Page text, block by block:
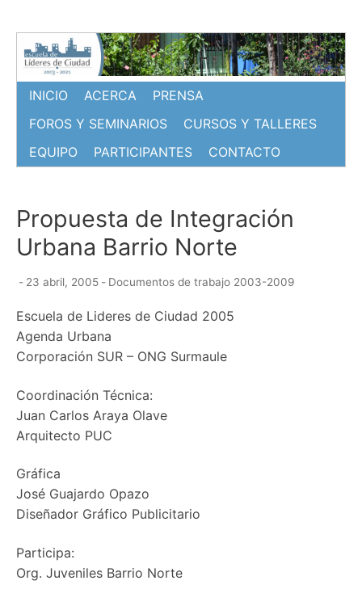
contenido
INICIO ACERCA
PRENSA
FOROS Y SEMINARIOS
CURSOS Y TALLERES
EQUIPO
PARTICIPANTES CONTACTO
Propuesta de Integración
Urbana Barrio Norte
- 23 abril, 2005 - Documentos de trabajo 2003-2009
Escuela de Lideres de Ciudad 2005
Agenda Urbana
Corporación SUR – ONG Surmaule
Coordinación Técnica:
Juan Carlos Araya Olave
Arquitecto PUC
Gráfica
José Guajardo Opazo
Diseñador Gráfico Publicitario
Participa:
Org. Juveniles Barrio Norte